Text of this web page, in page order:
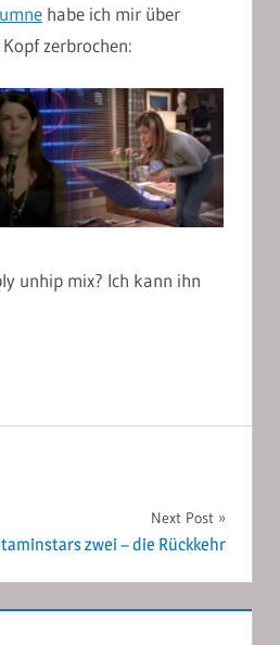
habe ich mir über
zerbrochen:
unhip mix? Ich kann ihn
Next Post
zwei – die Rückkehr